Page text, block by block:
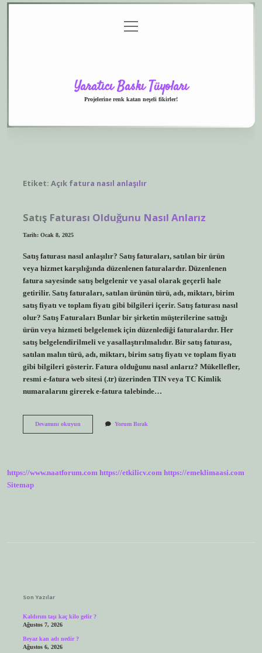
menüyü
aç
Yaratıcı Baskı Tüyoları
Projelerine renk katan neşeli fikirler!
Etiket: Açık fatura nasıl anlaşılır
Satış Faturası Olduğunu Nasıl Anlarız
Tarih: Ocak 8, 2025
Satış faturası nasıl anlaşılır? Satış faturaları, satılan bir ürün
veya hizmet karşılığında düzenlenen faturalardır. Düzenlenen
fatura sayesinde satış belgelenir ve yasal olarak geçerli hale
getirilir. Satış faturaları, satılan ürünün türü, adı, miktarı, birim
satış fiyatı ve toplam fiyatı gibi bilgileri içerir. Satış faturası nasıl
olur? Satış Faturaları Bunlar bir şirketin müşterilerine sattığı
ürün veya hizmeti belgelemek için düzenlediği faturalardır. Her
satış belgelendirilmeli ve yasallaştırılmalıdır. Bir satış faturası,
satılan malın türü, adı, miktarı, birim satış fiyatı ve toplam fiyatı
gibi bilgileri gösterir. Fatura olduğunu nasıl anlarız? Mükellefler,
resmi e-fatura web sitesi (.tr) üzerinden TIN veya TC Kimlik
numaralarını girerek e-fatura talebinde…
Devamını okuyunSatış
Yorum Bırak
https://www.naatforum.com https://etkilicv.com https://emeklimaasi.com
Sitemap
Son Yazılar
Kaldırım taşı kaç kilo gelir ?
Ağustos 7, 2026
Beyaz kan adı nedir ?
Ağustos 6, 2026